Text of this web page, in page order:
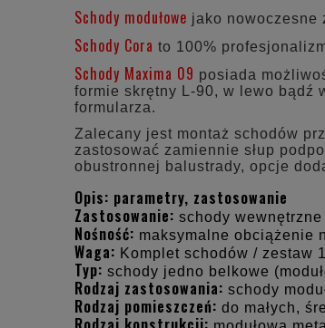
Schody modułowe jako nowoczesne
Schody Cora to 100%
Schody Maxima 09 posiada
formie skrętny L-90, w lewo bądź
formularza.
Zalecany jest montaż schodów
zastosować zamiennie słup
obustronnej balustrady, opcje
Opis: parametry, zastosowanie
Zastosowanie: schody
Nośność: maksymalne obciążenie
Waga: Komplet schodów / zestaw
Typ: schody jedno belkowe
Rodzaj zastosowania: schody
Rodzaj pomieszczeń: do małych,